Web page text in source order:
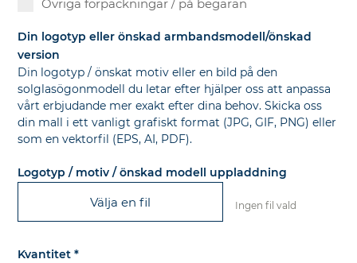
Övriga förpackningar / på begäran
Din logotyp eller önskad armbandsmodell/önskad
version
Din logotyp / önskat motiv eller en bild på den
solglasögonmodell du letar efter hjälper oss att anpassa
vårt erbjudande mer exakt efter dina behov. Skicka oss
din mall i ett vanligt grafiskt format (JPG, GIF, PNG) eller
som en vektorfil (EPS, AI, PDF).
Logotyp / motiv / önskad modell uppladdning
Välja en fil Ingen fil vald
Kvantitet*